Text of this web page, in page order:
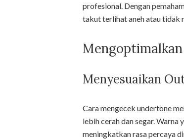
profesional. Dengan
takut terlihat aneh atau tidak
Menyesuaikan
Cara mengecek undertone
lebih cerah dan segar.
meningkatkan rasa percaya